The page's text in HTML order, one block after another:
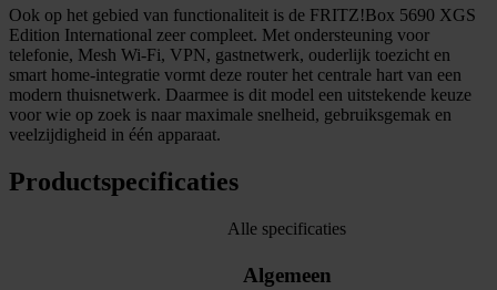
Ook op het gebied van functionaliteit is de FRITZ!Box 5690 XGS
Edition International zeer compleet. Met ondersteuning voor
telefonie, Mesh Wi-Fi, VPN, gastnetwerk, ouderlijk toezicht en
smart home-integratie vormt deze router het centrale hart van een
modern thuisnetwerk. Daarmee is dit model een uitstekende keuze
voor wie op zoek is naar maximale snelheid, gebruiksgemak en
veelzijdigheid in één apparaat.
Productspecificaties
Alle specificaties
Algemeen